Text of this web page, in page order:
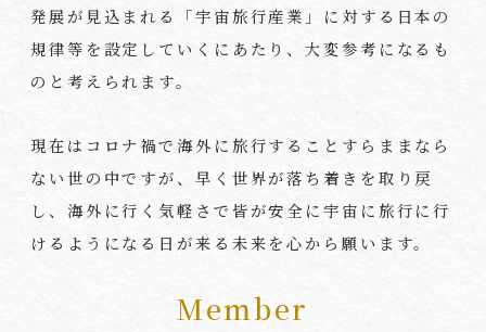
発展が見込まれる「宇宙旅行産業」に対する日本の
規律等を設定していくにあたり、大変参考になるも
のと考えられます。
現在はコロナ禍で海外に旅行することすらままなら
ない世の中ですが、早く世界が落ち着きを取り戻
し、海外に行く気軽さで皆が安全に宇宙に旅行に行
けるようになる日が来る未来を心から願います。
Member